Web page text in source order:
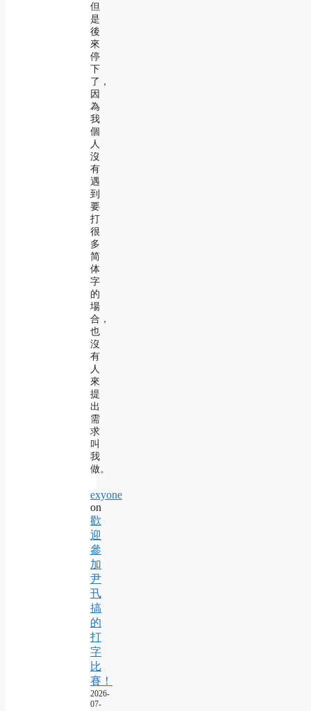
但
是
後
來
停
下
了，
因
為
我
個
人
沒
有
遇
到
要
打
很
多
简
体
字
的
場
合，
也
沒
有
人
來
提
出
需
求
叫
我
做。
exyone
on
歡
迎
參
加
尹
卂
搞
的
打
字
比
賽！
2026-
07-